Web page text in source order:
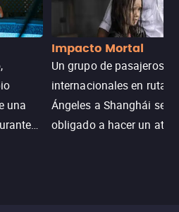
una
Impacto Mortal
Un grupo de pasajeros
internacionales en ruta
Ángeles a Shanghái se ve
obligado a hacer un